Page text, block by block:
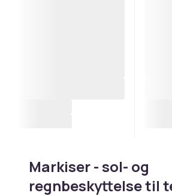
Markiser - sol- og
regnbeskyttelse til